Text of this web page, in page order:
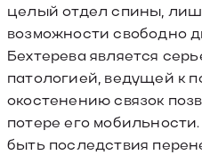
целый отдел спины,
возможности свободно
Бехтерева является
патологией, ведущей к
окостенению связок
потере его
быть последствия